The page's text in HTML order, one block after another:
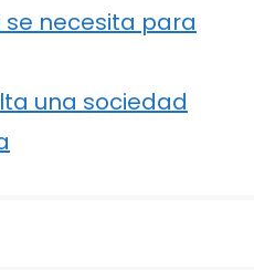
necesita para
una sociedad